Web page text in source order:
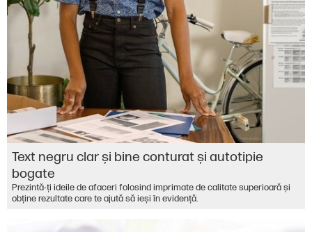
Text negru clar și bine conturat și autotipie
bogate
Prezintă-ți ideile de afaceri folosind imprimate de calitate superioară și
obține rezultate care te ajută să ieși în evidență.